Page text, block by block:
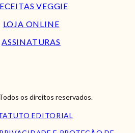
VEGGIE
LOJA ONLINE
ASSINATURAS
os direitos reservados.
EDITORIAL